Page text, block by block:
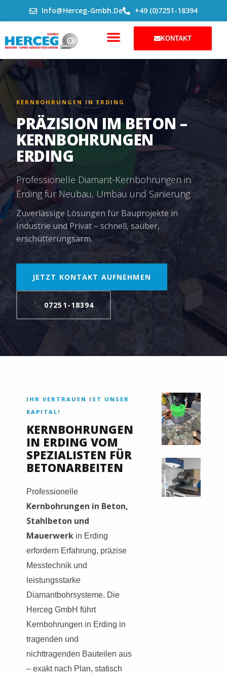
Info@herceg-Gmbh.de +49 (0)7251-18394
KONTAKT
KERNBOHRUNGEN IN ERDING
PRÄZISION IM BETON –
KERNBOHRUNGEN
ERDING
Professionelle Diamant-Kernbohrungen in
Erding für Neubau, Umbau und Sanierung.
Zuverlässige Lösungen für Bauprojekte in
Industrie und Privat – schnell, sauber,
erschütterungsarm.
JETZT KONTAKT AUFNEHMEN
07251-18394
IHR VERTRAUEN IST UNSER
KAPITAL!
KERNBOHRUNGEN
IN ERDING VOM
SPEZIALISTEN FÜR
BETONARBEITEN
Professionelle
Kernbohrungen in Beton,
Stahlbeton und
Mauerwerk in Erding
erfordern Erfahrung, präzise
Messtechnik und
leistungsstarke
Diamantbohrsysteme. Die
Herceg GmbH führt
Kernbohrungen in Erding in
tragenden und
nichttragenden Bauteilen aus
– exakt nach Plan, statisch